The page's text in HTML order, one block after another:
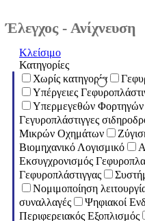
Έλεγχος - Ανίχνευση
Κλείσιμο
Κατηγορίες
Χωρίς κατηγορία
Υπέργειες
Υπερμεγεθών
Γεγυροπλάστιγγες
Μικρών Οχημάτων
Βιομηχανικό Λογισμικό
Εκσυγχρονισμός
Γεφυροπλάστιγγας
Νομιμοποίηση
συναλλαγές
Ψηφιακοί
Περιφερειακός Εξοπλισμός